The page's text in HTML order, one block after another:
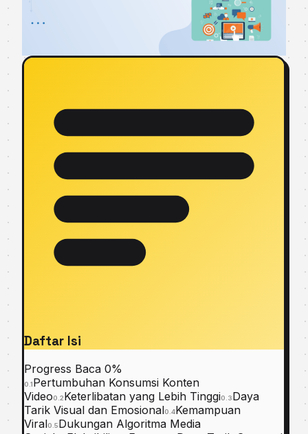
Daftar Isi
Progress Baca 0%
0.1Pertumbuhan Konsumsi Konten
Video0.2Keterlibatan yang Lebih Tinggi0.3Daya
Tarik Visual dan Emosional0.4Kemampuan
Viral0.5Dukungan Algoritma Media